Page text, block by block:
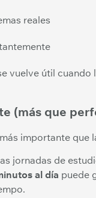
reales
vuelve útil cuando
(más que
importante que
jornadas de
al día puede